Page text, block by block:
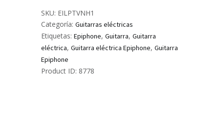
SKU: EILPTVNH1
Categoría: Guitarras eléctricas
Etiquetas: Epiphone, Guitarra, Guitarra
eléctrica, Guitarra eléctrica Epiphone, Guitarra
Epiphone
Product ID: 8778